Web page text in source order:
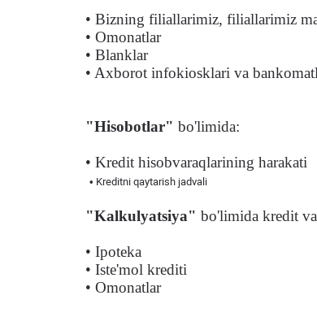
• Bizning filiallarimiz, filiallarimiz
• Omonatlar
• Blanklar
• Axborot infokiosklari va
"Hisobotlar" bo'limida:
• Kredit hisobvaraqlarining harakati
• Kreditni qaytarish jadvali
"Kalkulyatsiya" bo'limida kredit
• Ipoteka
• Iste'mol krediti
• Omonatlar